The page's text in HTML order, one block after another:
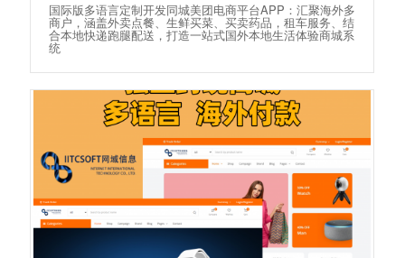
国际版多语言定制开发同城美团电商平台APP：汇聚海外多
商户，涵盖外卖点餐、生鲜买菜、买卖药品，租车服务、结
合本地快递跑腿配送，打造一站式国外本地生活体验商城系
统